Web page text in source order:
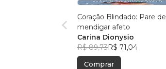
Coração Blindado: Pare de
mendigar afeto
Carina Dionysio
R$ 89,73R$ 71,04
Comprar